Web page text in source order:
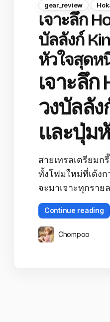
gear_review
เจาะลึก
บัลลังก์
หัวใจสุดห
เจาะลึก
วงบัลลัง
และปุ่ม
สายเทรลเตรียมก
ทั้งโฟมใหม่ที่เด้งก
จะมาเจาะทุกรา
Continue reading
Chompoo